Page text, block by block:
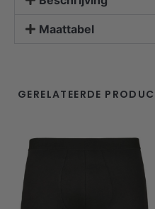
Maattabel
GERELATEERDE